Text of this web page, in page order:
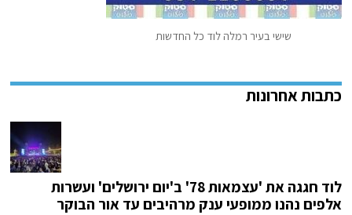
שישי בעיר רמלה לוד כל החדשות
לוד חגגה את 'עצמאות 78' ב'יום ירושלים' ועשרות
אלפים נהנו ממופעי ענק מרהיבים עד אור הבוקר